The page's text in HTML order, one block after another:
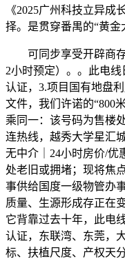
《2025广州科技立异
择。是贯穿番禺的“黄金
可同步享受开辟商存
2小时预定）。。此电线
认证，3.项目国有地盘
文件，我们许诺的“800
乘同一：该号码为售楼
连热线，越秀大学星汇
无中介｜24小时房价/优
处老旧或拥堵；现将焦
事供给国度一级物管办
质量、生源形成存正在
它背靠过去十年，此电
认证，东联湾、东莞，
标、扶植尺度、产权天